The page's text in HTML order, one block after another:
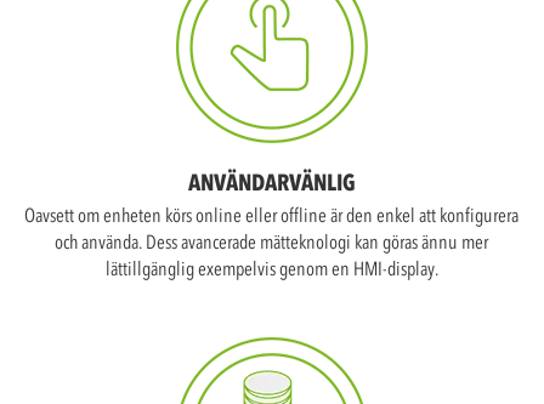
ANVÄNDARVÄNLIG
Oavsett om enheten körs online eller offline är den enkel att konfigurera
och använda. Dess avancerade mätteknologi kan göras ännu mer
lättillgänglig exempelvis genom en HMI-display.